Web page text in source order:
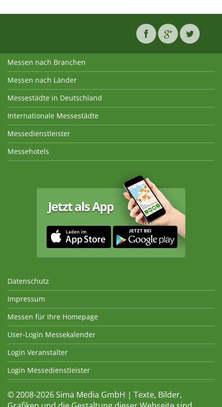
Messen nach Branchen
Messen nach Länder
Messestädte in Deutschland
Internationale Messestädte
Messedienstleister
Messehotels
Datenschutz
Impressum
Messen für Ihre Homepage
User-Login Messekalender
Login Veranstalter
Login Messedienstleister
© 2008-2026 Sima Media GmbH | Texte, Bilder,